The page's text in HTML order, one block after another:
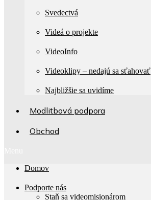
Svedectvá
Videá o projekte
VideoInfo
Videoklipy – nedajú sa sťahovať
Najbližšie sa uvidíme
Modlitbová podpora
Obchod
Domov
Podporte nás
Staň sa videomisionárom